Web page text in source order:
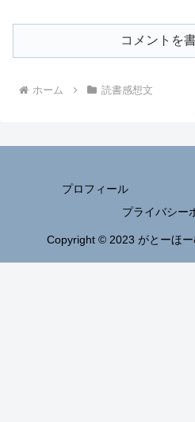
コメントを
ホーム 読書感想文
プロフィール
プライバシー
Copyright © 2023 がとーほー